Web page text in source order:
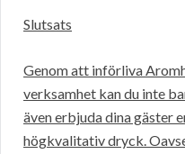
Slutsats
Genom att införliva
verksamhet kan du inte
även erbjuda dina gäster
högkvalitativ dryck.